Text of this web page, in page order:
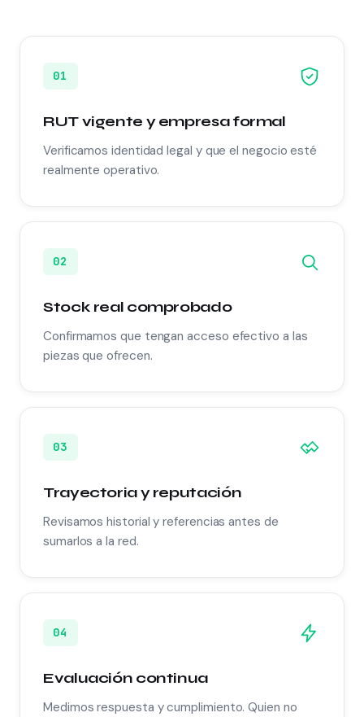
01
RUT vigente y empresa formal
Verificamos identidad legal y que el negocio esté
realmente operativo.
02
Stock real comprobado
Confirmamos que tengan acceso efectivo a las
piezas que ofrecen.
03
Trayectoria y reputación
Revisamos historial y referencias antes de
sumarlos a la red.
04
Evaluación continua
Medimos respuesta y cumplimiento. Quien no